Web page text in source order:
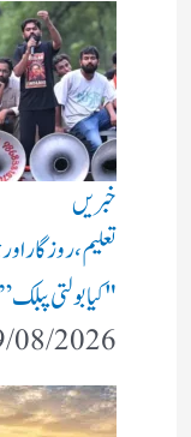
خبریں
تعلیم، روزگار
"کیا بولتی
08/2026